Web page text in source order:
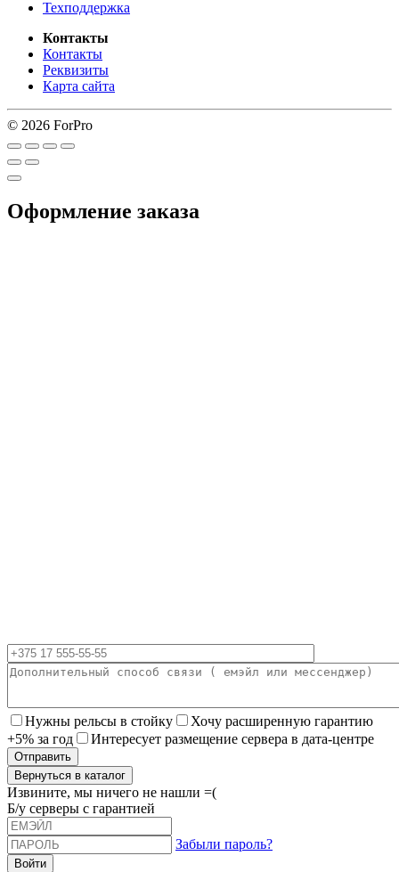
Техподдержка
Контакты
Контакты
Реквизиты
Карта сайта
© 2026 ForPro
Оформление заказа
Нужны рельсы в стойку
Хочу расширенную гарантию
+5% за год
Интересует размещение сервера в дата-центре
Вернуться в каталог
Извините, мы ничего не нашли =(
Б/у серверы с гарантией
Забыли пароль?